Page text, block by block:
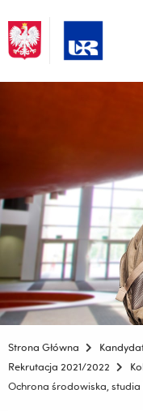
Strona Główna
Rekrutacja 2021/2022
Ochrona środowiska,